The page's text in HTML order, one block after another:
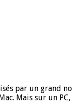
par un grand
Mais sur un